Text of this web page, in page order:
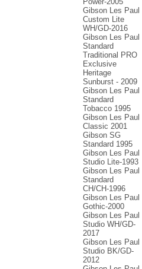
Gibson Les Paul
Custom Lite
WH/GD-2016
Gibson Les Paul
Standard
Traditional PRO
Exclusive
Heritage
Sunburst - 2009
Gibson Les Paul
Standard
Tobacco 1995
Gibson Les Paul
Classic 2001
Gibson SG
Standard 1995
Gibson Les Paul
Studio Lite-1993
Gibson Les Paul
Standard
CH/CH-1996
Gibson Les Paul
Gothic-2000
Gibson Les Paul
Studio WH/GD-
2017
Gibson Les Paul
Studio BK/GD-
2012